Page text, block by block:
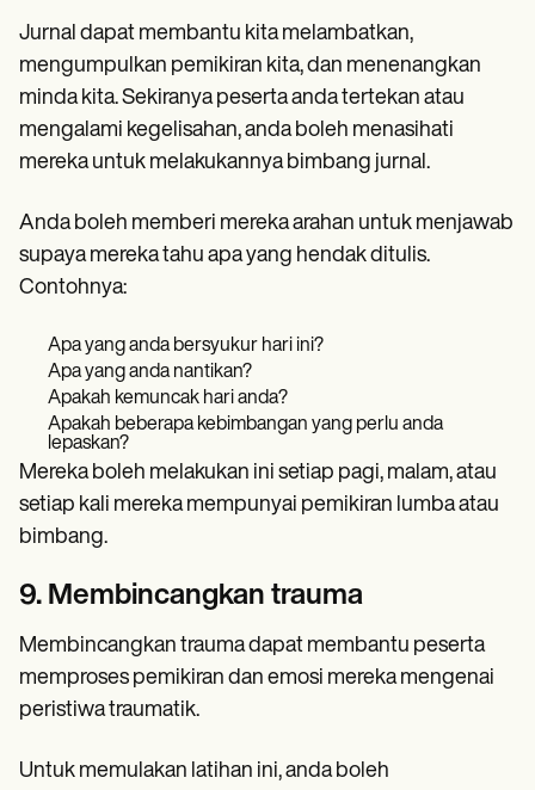
Jurnal dapat membantu kita melambatkan,
mengumpulkan pemikiran kita, dan menenangkan
minda kita. Sekiranya peserta anda tertekan atau
mengalami kegelisahan, anda boleh menasihati
mereka untuk melakukannya bimbang jurnal.
Anda boleh memberi mereka arahan untuk menjawab
supaya mereka tahu apa yang hendak ditulis.
Contohnya:
Apa yang anda bersyukur hari ini?
Apa yang anda nantikan?
Apakah kemuncak hari anda?
Apakah beberapa kebimbangan yang perlu anda
lepaskan?
Mereka boleh melakukan ini setiap pagi, malam, atau
setiap kali mereka mempunyai pemikiran lumba atau
bimbang.
9. Membincangkan trauma
Membincangkan trauma dapat membantu peserta
memproses pemikiran dan emosi mereka mengenai
peristiwa traumatik.
Untuk memulakan latihan ini, anda boleh